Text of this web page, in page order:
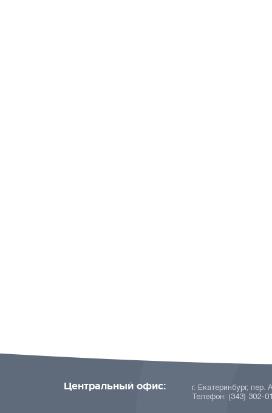
Центральный офис:
г. Екатеринбург,
Телефон: (343) 302-